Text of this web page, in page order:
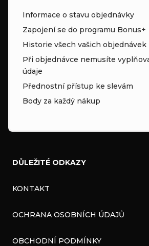
Informace o stavu objednávky
Zapojení se do programu Bonus+
Historie všech vašich objednávek
Při objednávce nemusíte
údaje
Přednostní přístup ke slevám
Body za každý nákup
DŮLEŽITÉ ODKAZY
KONTAKT
OCHRANA OSOBNÍCH ÚDAJŮ
OBCHODNÍ PODMÍNKY